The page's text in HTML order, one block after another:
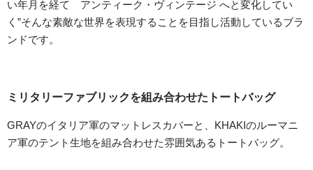
い年月を経て アンティーク・ヴィンテージ へと変化してい
く”そんな素敵な世界を表現することを目指し活動しているブラ
ンドです。
ミリタリーファブリックを組み合わせたトートバッグ
GRAYのイタリア軍のマットレスカバーと、KHAKIのルーマニ
ア軍のテント生地を組み合わせた雰囲気あるトートバッグ。